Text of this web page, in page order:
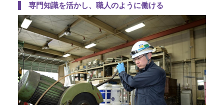
専門知識を活かし、職人のように働ける